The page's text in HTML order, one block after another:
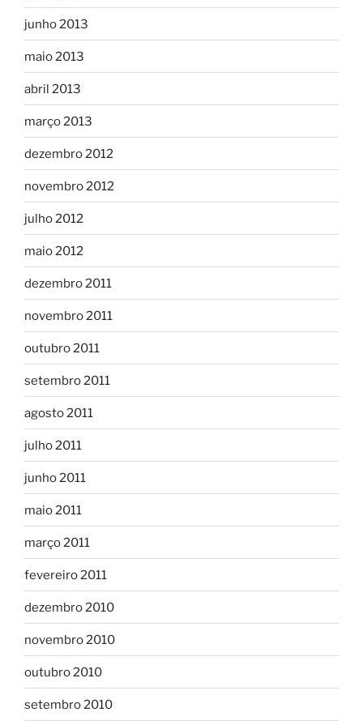
junho 2013
maio 2013
abril 2013
março 2013
dezembro 2012
novembro 2012
julho 2012
maio 2012
dezembro 2011
novembro 2011
outubro 2011
setembro 2011
agosto 2011
julho 2011
junho 2011
maio 2011
março 2011
fevereiro 2011
dezembro 2010
novembro 2010
outubro 2010
setembro 2010